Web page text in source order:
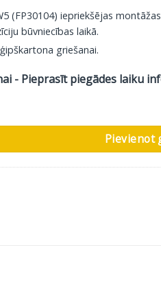
(FP30104) iepriekšējas
būvniecības laikā.
griešanai.
- Pieprasīt piegādes laiku
komplekts PMK W5, 1
Pievienot